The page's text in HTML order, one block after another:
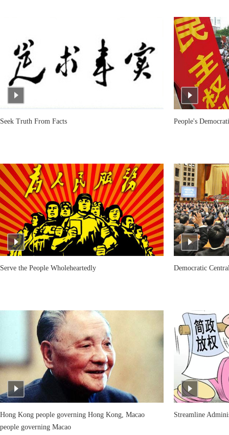
Seek Truth From Facts People's
Serve the People Wholeheartedly Democratic
Hong Kong people governing Hong Kong, Macao
people governing Macao
Streamline